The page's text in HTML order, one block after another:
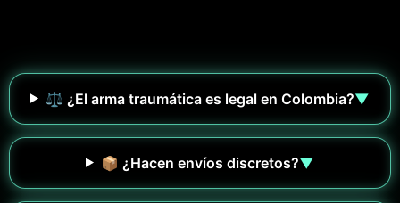
⚖️ ¿El arma traumática es legal en Colombia?▼
📦 ¿Hacen envíos discretos?▼